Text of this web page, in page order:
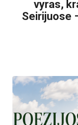
vyras,
Seirijuose